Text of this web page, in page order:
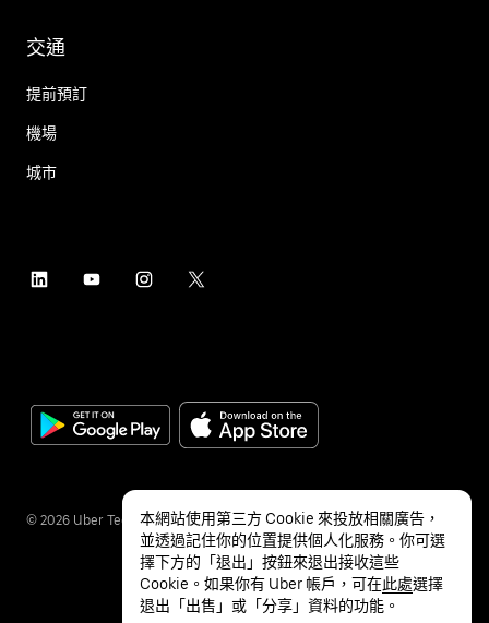
交通
提前預訂
機場
城市
© 2026 Uber Technologies Inc.
本網站使用第三方 Cookie 來投放相關廣告，
並透過記住你的位置提供個人化服務。你可選
擇下方的「退出」按鈕來退出接收這些
Cookie。如果你有 Uber 帳戶，可在此處選擇
退出「出售」或「分享」資料的功能。